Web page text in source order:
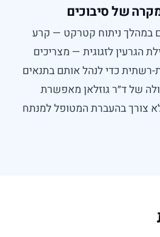
סיבוכים
ניתוח קטרקט — קרע
לזגוגית — מצריכים
כדי לנהל אותם בתנאים
ד״ר גוזלאן מאפשרת
בהעברת המטופל למנתח